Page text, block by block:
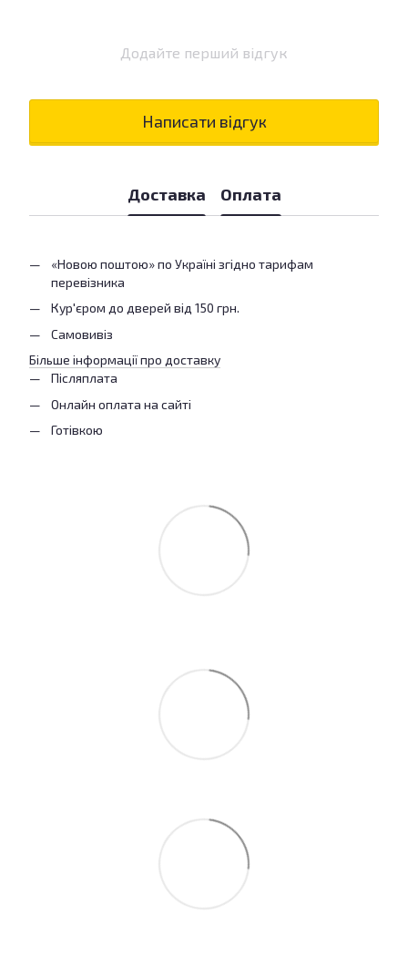
Додайте перший відгук
Написати відгук
Доставка Оплата
«Новою поштою» по Україні згідно тарифам
перевізника
Кур'єром до дверей від 150 грн.
Самовивіз
Більше інформації про доставку
Післяплата
Онлайн оплата на сайті
Готівкою